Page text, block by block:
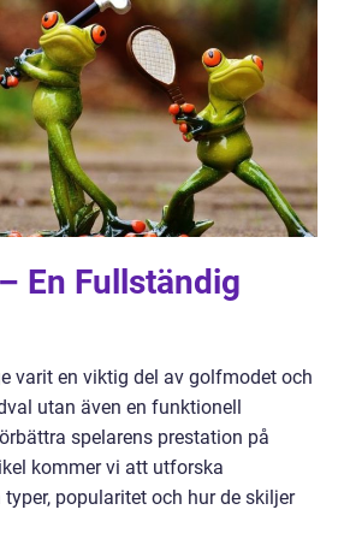
En Fullständig
varit en viktig del av golfmodet och
utan även en funktionell
spelarens prestation på
kommer vi att utforska
popularitet och hur de skiljer